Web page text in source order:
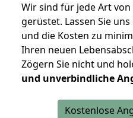
Wir sind für jede Art
gerüstet. Lassen Sie
und die Kosten zu
Ihren neuen
Zögern Sie nicht und
und unverbindliche
Kostenlose